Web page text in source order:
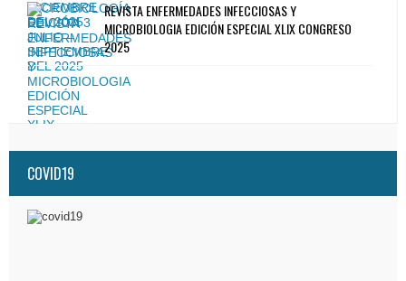
REVISTA ENFERMEDADES INFECCIOSAS Y
MICROBIOLOGIA EDICIÓN ESPECIAL XLIX CONGRESO
2025
COVID19